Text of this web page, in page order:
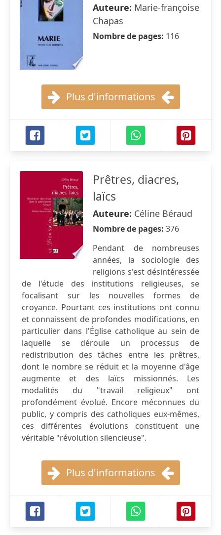
Auteure: Marie-françoise
Chapas
Nombre de pages: 116
Plus d'informations
Prêtres, diacres,
laïcs
Auteure: Céline Béraud
Nombre de pages: 376
Pendant de nombreuses
années, la sociologie des
religions s'est désintéressée
de l'étude des institutions religieuses, se
focalisant sur les nouvelles formes de
croyance. Pourtant ces institutions ont connu
et connaissent de profondes modifications, en
particulier dans l'Église catholique au sein de
laquelle se déroule un processus de
redistribution des tâches entre les prêtres,
dont le nombre se réduit et la moyenne d'âge
augmente et des laïcs missionnés. Les
modalités du "travail religieux" ont
profondément évolué. Encore méconnues du
public, y compris des catholiques eux-mêmes,
ces différentes évolutions constituent une
véritable "révolution silencieuse".
Plus d'informations